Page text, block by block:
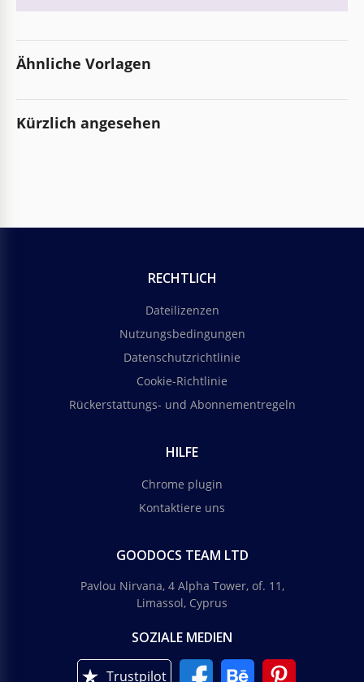
Ähnliche Vorlagen
Kürzlich angesehen
RECHTLICH
Dateilizenzen
Nutzungsbedingungen
Datenschutzrichtlinie
Cookie-Richtlinie
Rückerstattungs- und Abonnementregeln
HILFE
Chrome plugin
Kontaktiere uns
GOODOCS TEAM LTD
Pavlou Nirvana, 4 Alpha Tower, of. 11,
Limassol, Cyprus
SOZIALE MEDIEN
Trustpilot